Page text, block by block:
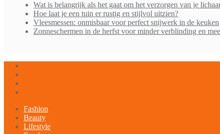
Wat is belangrijk als het gaat om het verzorgen van je
Hoe laat je een tuin er rustig en stijlvol uitzien?
Vleesmessen: onmisbaar voor perfect snijwerk in de keuken
Zonneschermen in de herfst voor minder verblinding en
Fashion
Beauty
Lifestyle